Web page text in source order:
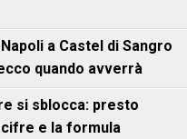
a Castel di Sangro
quando avverrà
si sblocca: presto
e la formula